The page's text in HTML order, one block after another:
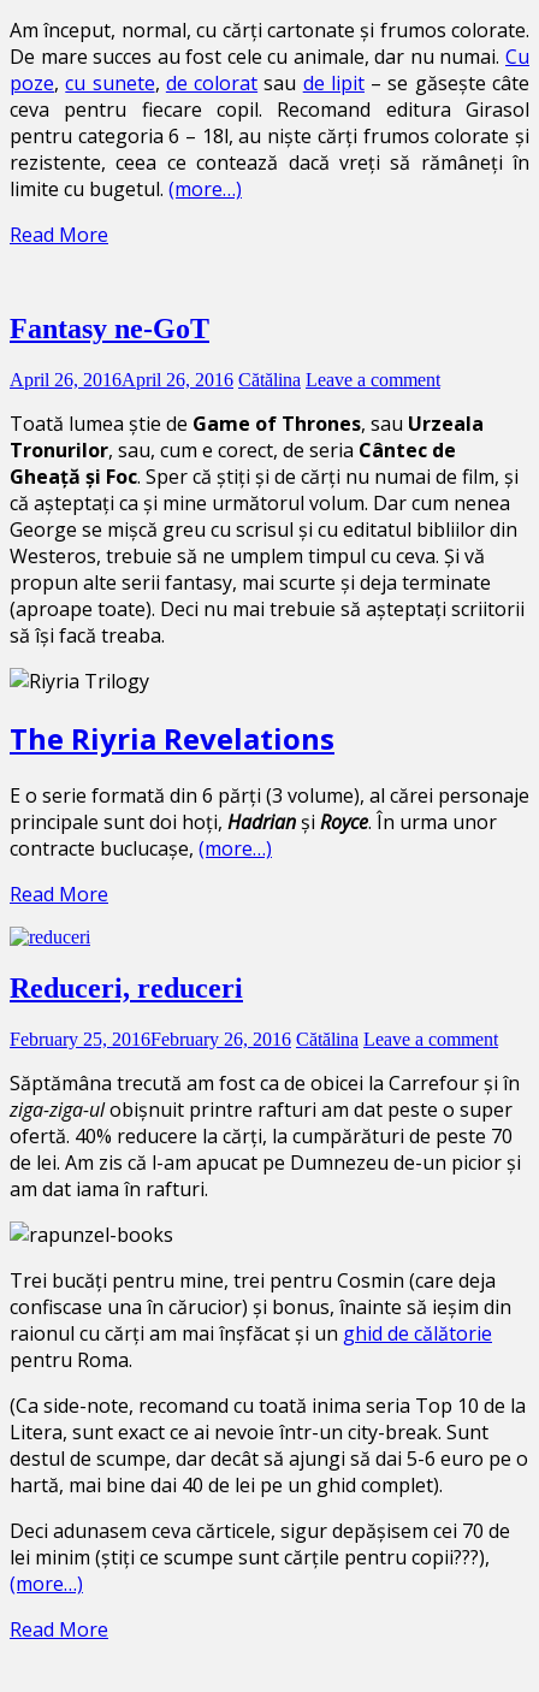
Am început, normal, cu cărți cartonate și frumos colorate.
De mare succes au fost cele cu animale, dar nu numai. Cu
poze,cu sunete, de colorat sau de lipit– se găsește câte
ceva pentru fiecare copil. Recomand editura Girasol
pentru categoria 6 – 18l, au niște cărți frumos colorate și
rezistente, ceea ce contează dacă vreți să rămâneți în
limite cu bugetul. (more…)
Read More
Fantasy ne-GoT
April 26, 2016April 26, 2016 Cătălina Leave a comment
Toată lumea știe de Game of Thrones, sau Urzeala
Tronurilor, sau, cum e corect, de seria Cântec de
Gheață și Foc. Sper că știți și de cărți nu numai de film, și
că așteptați ca și mine următorul volum. Dar cum nenea
George se mișcă greu cu scrisul și cu editatul bibliilor din
Westeros, trebuie să ne umplem timpul cu ceva. Și vă
propun alte serii fantasy, mai scurte și deja terminate
(aproape toate). Deci nu mai trebuie să așteptați scriitorii
să își facă treaba.
The Riyria Revelations
E o serie formată din 6 părți (3 volume), al cărei personaje
principale sunt doi hoți, Hadrianși Royce. În urma unor
contracte buclucașe, (more…)
Read More
Reduceri, reduceri
February 25, 2016February 26, 2016 Cătălina Leave a comment
Săptămâna trecută am fost ca de obicei la Carrefour și în
ziga-ziga-ulobișnuit printre rafturi am dat peste o super
ofertă. 40% reducere la cărți, la cumpărături de peste 70
de lei. Am zis că l-am apucat pe Dumnezeu de-un picior și
am dat iama în rafturi.
Trei bucăți pentru mine, trei pentru Cosmin (care deja
confiscase una în cărucior) și bonus, înainte să ieșim din
raionul cu cărți am mai înșfăcat și un ghid de călătorie
pentru Roma.
(Ca side-note, recomand cu toată inima seria Top 10 de la
Litera, sunt exact ce ai nevoie într-un city-break. Sunt
destul de scumpe, dar decât să ajungi să dai 5-6 euro pe o
hartă, mai bine dai 40 de lei pe un ghid complet).
Deci adunasem ceva cărticele, sigur depășisem cei 70 de
lei minim (știți ce scumpe sunt cărțile pentru copii???),
(more…)
Read More